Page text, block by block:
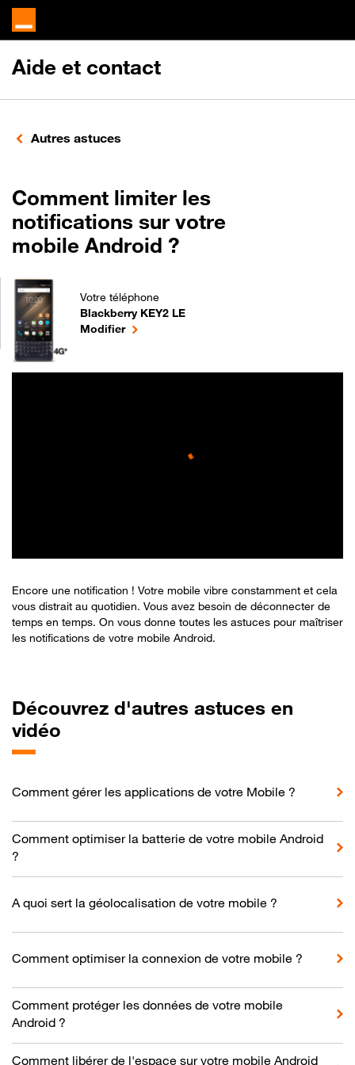
Aide et contact
Autres astuces
Comment limiter les
notifications sur votre
mobile Android ?
Votre téléphone
Blackberry KEY2 LE
Comment limiter les notifications sur votre mobile
Modifierle téléphone sélectionné
Encore une notification ! Votre mobile vibre constamment et cela
vous distrait au quotidien. Vous avez besoin de déconnecter de
temps en temps. On vous donne toutes les astuces pour maîtriser
les notifications de votre mobile Android.
Découvrez d'autres astuces en
vidéo
Comment gérer les applications de votre Mobile ?
Comment optimiser la batterie de votre mobile Android
?
A quoi sert la géolocalisation de votre mobile ?
Comment optimiser la connexion de votre mobile ?
Comment protéger les données de votre mobile
Android ?
Comment libérer de l'espace sur votre mobile Android